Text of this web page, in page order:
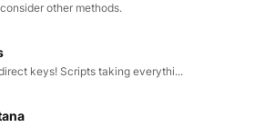
other methods.
keys! Scripts taking everythi...